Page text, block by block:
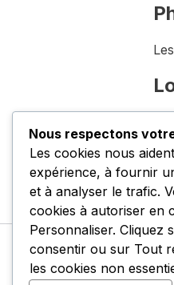
Nous respectons
Les cookies nous
expérience, à fournir
et à analyser le trafic.
cookies à autoriser en
Personnaliser. Cliquez
consentir ou sur Tout
les cookies non